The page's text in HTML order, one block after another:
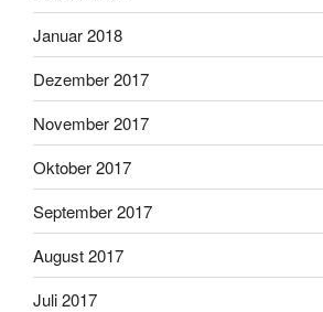
Januar 2018
Dezember 2017
November 2017
Oktober 2017
September 2017
August 2017
Juli 2017